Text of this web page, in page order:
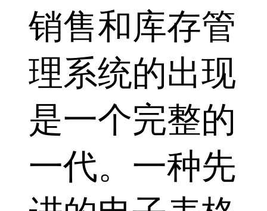
销售和库存管
理系统的出现
是一个完整的
一代。一种先